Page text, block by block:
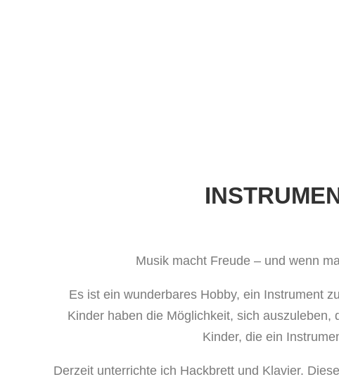
Musik macht Freude – und wenn
Es ist ein wunderbares Hobby, ein Instrument
Kinder haben die Möglichkeit, sich
Kinder, die ein
Derzeit unterrichte ich Hackbrett und Klavier.